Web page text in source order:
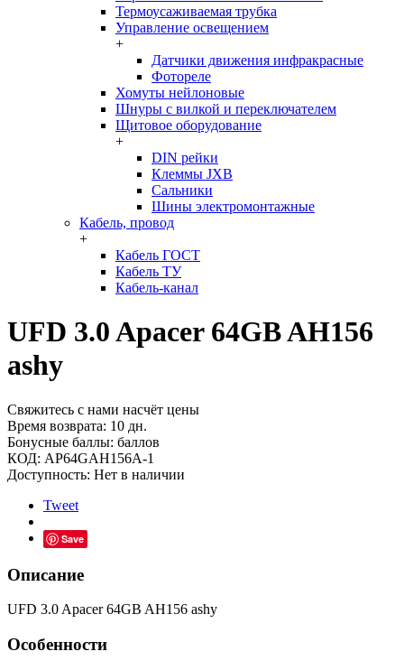
Термоусаживаемая трубка
Управление освещением
+
Датчики движения инфракрасные
Фотореле
Хомуты нейлоновые
Шнуры с вилкой и переключателем
Щитовое оборудование
+
DIN рейки
Клеммы JXB
Сальники
Шины электромонтажные
Кабель, провод
+
Кабель ГОСТ
Кабель ТУ
Кабель-канал
UFD 3.0 Apacer 64GB AH156
ashy
Свяжитесь с нами насчёт цены
Время возврата: 10 дн.
Бонусные баллы: баллов
КОД: AP64GAH156A-1
Доступность: Нет в наличии
Tweet
Save
Описание
UFD 3.0 Apacer 64GB AH156 ashy
Особенности